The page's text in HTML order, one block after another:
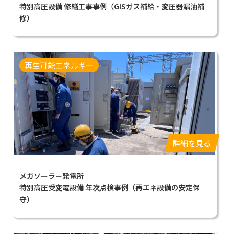
特別高圧設備 修繕工事事例（GISガス補給・変圧器漏油補
修）
再生可能エネルギー
詳細を見る
メガソーラー発電所
特別高圧受変電設備 年次点検事例（再エネ設備の安定保
守）